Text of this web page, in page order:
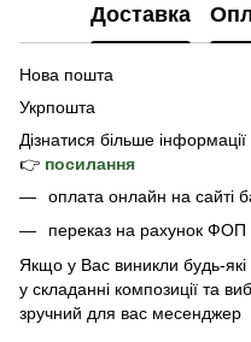
Доставка
Нова пошта
Укрпошта
Дізнатися більше
👉 посилання
оплата онлайн на сайті
переказ на рахунок ФОП
Якщо у Вас виникли будь-
у складанні композиції та
зручний для вас месенджер